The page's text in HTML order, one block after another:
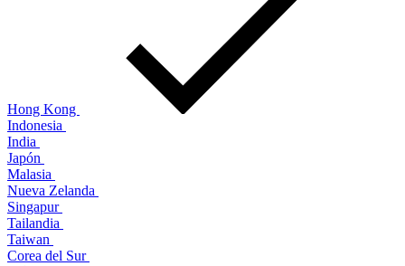
Hong Kong
Indonesia
India
Japón
Malasia
Nueva Zelanda
Singapur
Tailandia
Taiwan
Corea del Sur